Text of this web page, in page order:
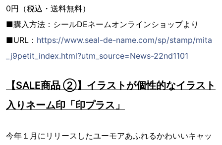
0円（税込・送料無料）
■購入方法：シールDEネームオンラインショップより
■URL： https://www.seal-de-name.com/sp/stamp/mita
_j9petit_index.html?utm_source=News-22nd1101
【SALE商品 ②】イラストが個性的なイラスト
入りネーム印「印プラス」
今年１月にリリースしたユーモアあふれるかわいいキャッ